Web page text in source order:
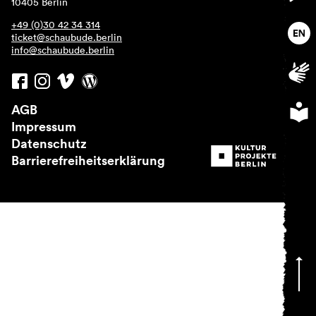
Über uns
+49 (0)30 42 34 314
ticket@schaubude.berlin
info@schaubude.berlin
AGB
Impressum
Datenschutz
Barrierefreiheitserklärung